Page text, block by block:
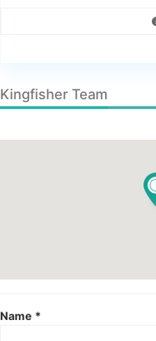
Kingfisher Team
Name *